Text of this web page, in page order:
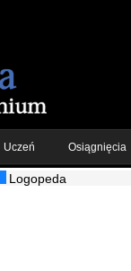
Uczeń Osiągnięcia
Logopeda